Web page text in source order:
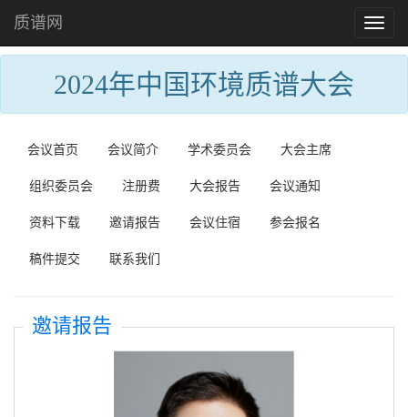
2024年中国环境质谱大会
Toggle
质谱网
会议首页 会议简介 学术委员会 大会主席
组织委员会 注册费 大会报告 会议通知
资料下载 邀请报告 会议住宿 参会报名
稿件提交 联系我们
邀请报告